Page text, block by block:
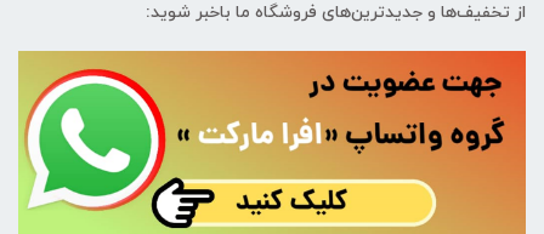
از تخفیف‌ها و جدیدترین‌های فروشگاه ما باخبر شوید: